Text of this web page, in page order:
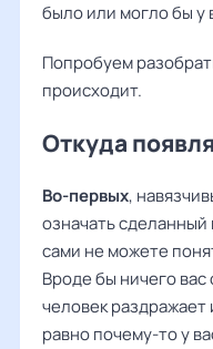
было или могло бы у
Попробуем
происходит.
Откуда
Во-первых,
означать
сами не можете
Вроде бы ничего
человек раздражает
равно почему-то у